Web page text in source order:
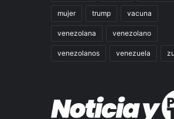
mujer trump vacuna
venezolana venezolano
venezolanos venezuela